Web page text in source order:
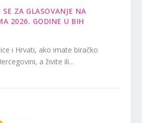
SE ZA GLASOVANJE NA
2026. GODINE U BIH
i Hrvati, ako imate biračko
a živite ili...